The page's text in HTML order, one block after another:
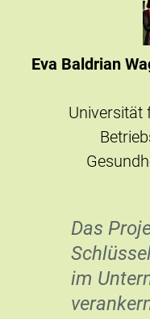
ist ein
wie